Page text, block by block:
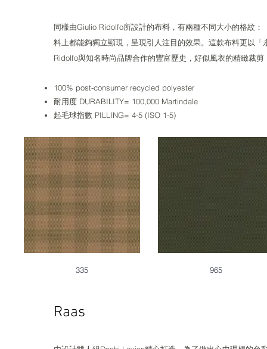
同樣由Giulio Ridolfo所設計的布料，有兩種不同大小的格紋
料上都能夠獨立顯現，呈現引人注目的效果。這款布料更以
Ridolfo與知名時尚品牌合作的豐富歷史，好似風衣的精緻裁
100% post-consumer recycled polyester
耐用度 DURABILITY= 100,000 Martindale
起毛球指數 PILLING= 4-5 (ISO 1-5)
335 965
Raas